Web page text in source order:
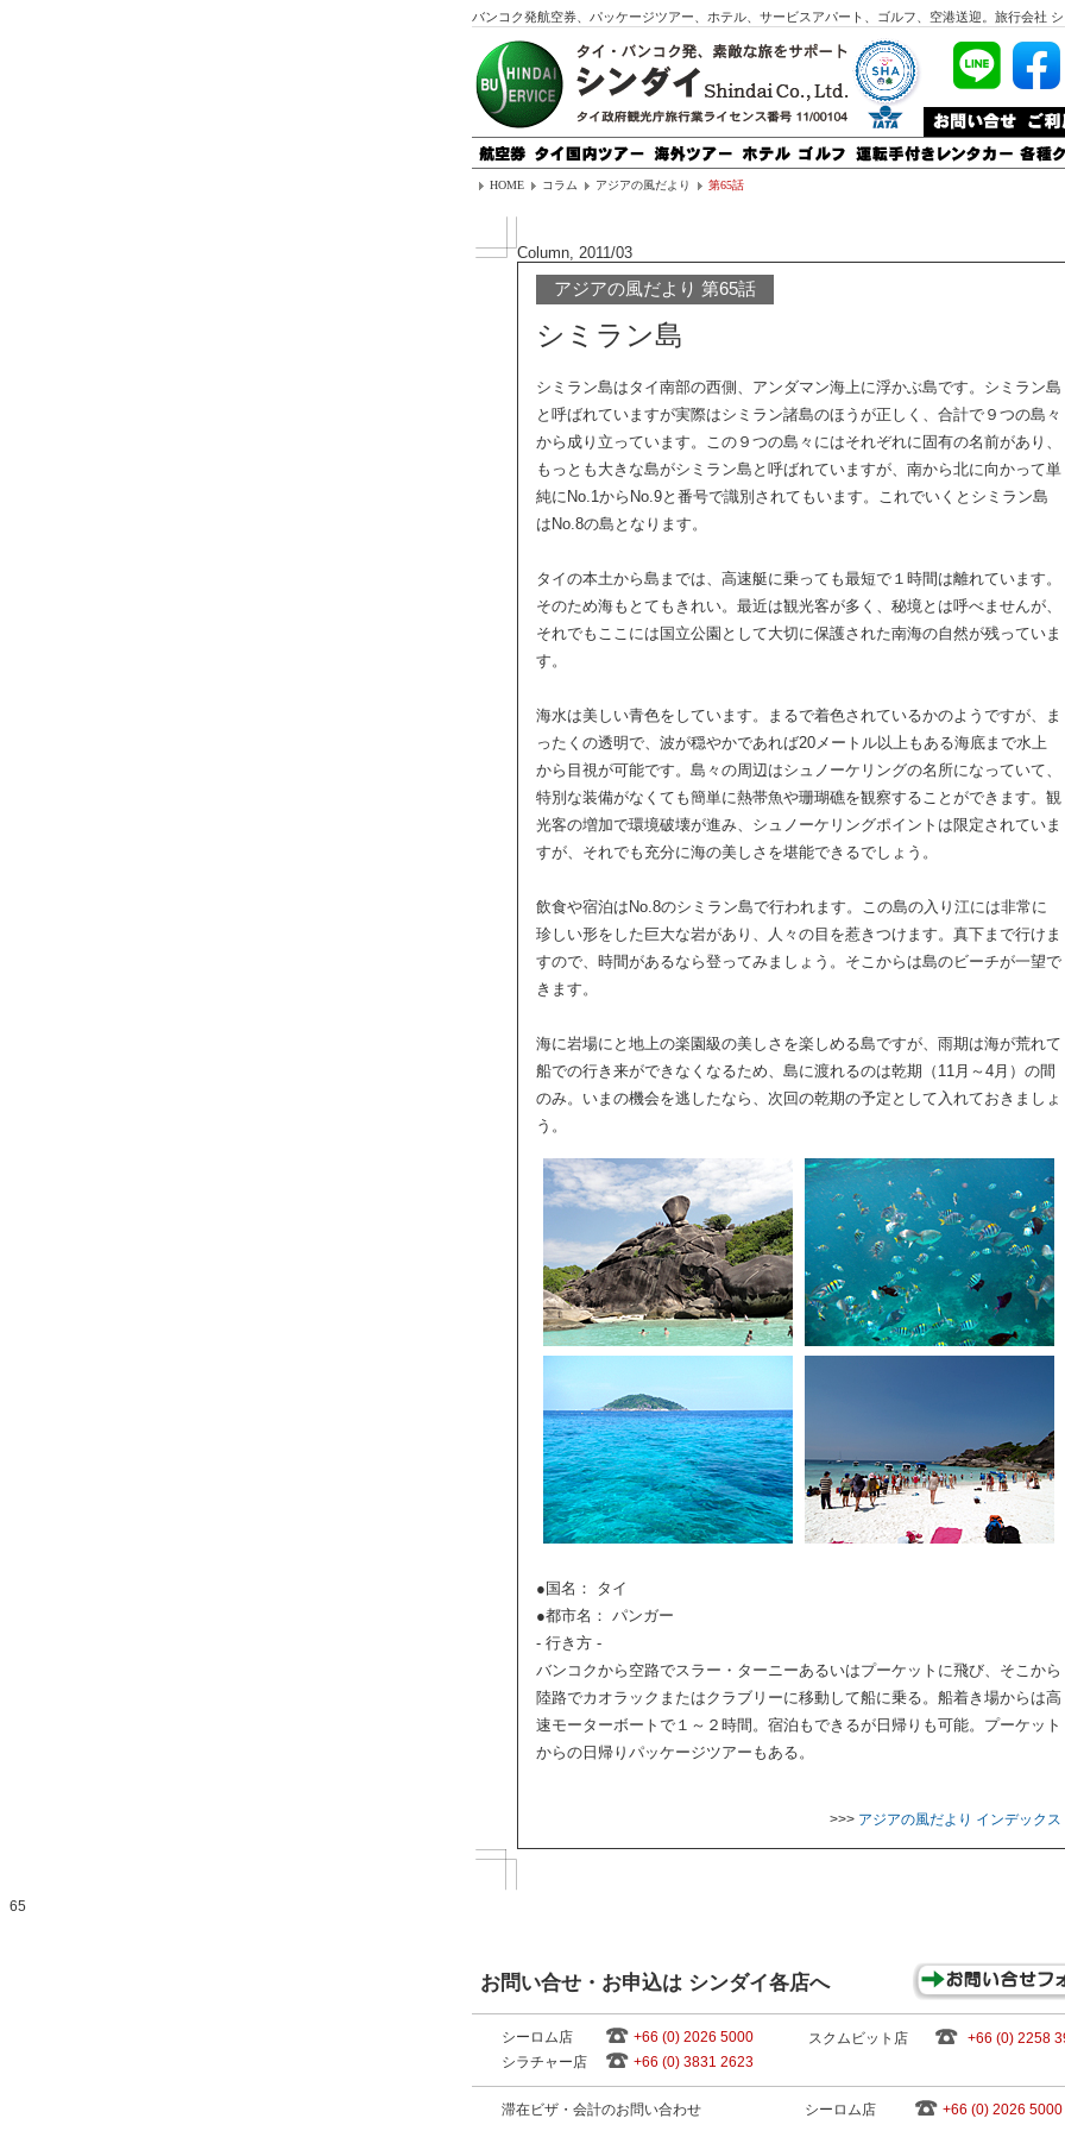
バンコク発航空券、パッケージツアー、ホテル、サービスアパート、ゴルフ、空港送迎。旅行会社
HOME コラム アジアの風だより 第65話
Column, 2011/03
アジアの風だより 第65話
シミラン島
シミラン島はタイ南部の西側、アンダマン海上に浮かぶ島です。シミラン島
と呼ばれていますが実際はシミラン諸島のほうが正しく、合計で９つの島々
から成り立っています。この９つの島々にはそれぞれに固有の名前があり、
もっとも大きな島がシミラン島と呼ばれていますが、南から北に向かって単
純にNo.1からNo.9と番号で識別されてもいます。これでいくとシミラン島
はNo.8の島となります。
タイの本土から島までは、高速艇に乗っても最短で１時間は離れています。
そのため海もとてもきれい。最近は観光客が多く、秘境とは呼べませんが、
それでもここには国立公園として大切に保護された南海の自然が残っていま
す。
海水は美しい青色をしています。まるで着色されているかのようですが、ま
ったくの透明で、波が穏やかであれば20メートル以上もある海底まで水上
から目視が可能です。島々の周辺はシュノーケリングの名所になっていて、
特別な装備がなくても簡単に熱帯魚や珊瑚礁を観察することができます。観
光客の増加で環境破壊が進み、シュノーケリングポイントは限定されていま
すが、それでも充分に海の美しさを堪能できるでしょう。
飲食や宿泊はNo.8のシミラン島で行われます。この島の入り江には非常に
珍しい形をした巨大な岩があり、人々の目を惹きつけます。真下まで行けま
すので、時間があるなら登ってみましょう。そこからは島のビーチが一望で
きます。
海に岩場にと地上の楽園級の美しさを楽しめる島ですが、雨期は海が荒れて
船での行き来ができなくなるため、島に渡れるのは乾期（11月～4月）の間
のみ。いまの機会を逃したなら、次回の乾期の予定として入れておきましょ
う。
●国名： タイ
●都市名： パンガー
- 行き方 -
バンコクから空路でスラー・ターニーあるいはプーケットに飛び、そこから
陸路でカオラックまたはクラブリーに移動して船に乗る。船着き場からは高
速モーターボートで１～２時間。宿泊もできるが日帰りも可能。プーケット
からの日帰りパッケージツアーもある。
>>> アジアの風だより インデックス
65
お問い合せ・お申込は シンダイ各店へ
シーロム店
+66 (0) 2026 5000
シラチャー店
+66 (0) 3831 2623
スクムビット店 +66 (0) 2258
滞在ビザ・会計のお問い合わせ シーロム店 +66 (0) 2026 5000